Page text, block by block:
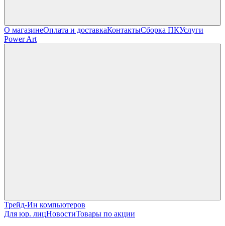
О магазинеОплата и доставкаКонтактыСборка ПКУслуги
Power Art
Трейд-Ин компьютеров
Для юр. лицНовостиТовары по акции